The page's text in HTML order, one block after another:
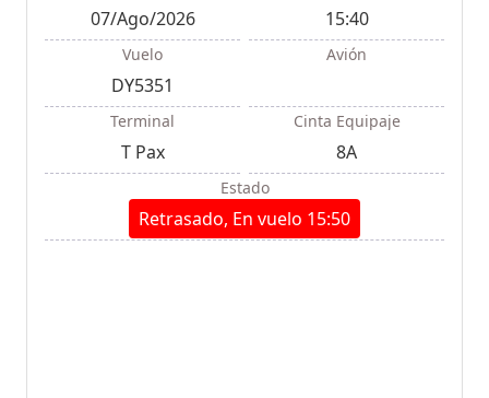
07/Ago/2026 15:40
Vuelo
DY5351
Avión
Terminal
T Pax
Cinta Equipaje
8A
Estado
Retrasado, En vuelo 15:50